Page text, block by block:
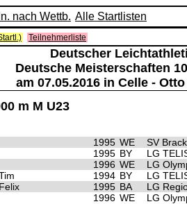
nach Wettb. Alle Startlisten
Teilnehmerliste
Deutscher
Deutsche Meisterschaften
am 07.05.2016 in Celle -
m M U23
1995 WE SV
1995 BY LG
1996 WE LG
1994 BY LG
1995 BA LG
1996 WE LG